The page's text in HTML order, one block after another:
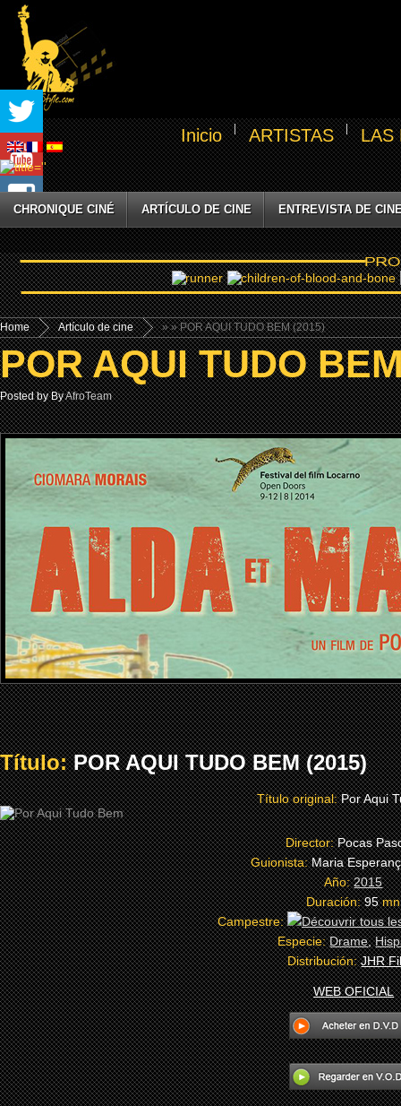
Inicio ARTISTAS LAS
CHRONIQUE CINÉ ARTÍCULO DE CINE ENTREVISTA DE
Home »
Artículo de cine » POR AQUI TUDO BEM (2015)
POR AQUI TUDO
Posted by ByAfroTeam
Título:POR AQUI TUDO BEM (2015)
Título original:Por Aqui
Director:Pocas
Guionista:Maria
Año:2015
Duración:95mn
Campestre:
Especie:Drame,
Distribución:JHR
WEB OFICIAL